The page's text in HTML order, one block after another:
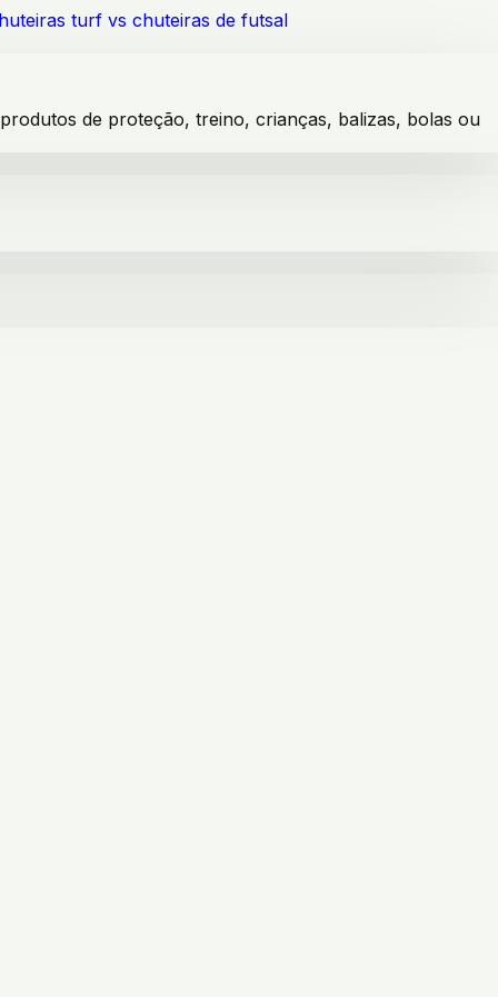
turf vs chuteiras de futsal
de proteção, treino, crianças, balizas, bolas ou